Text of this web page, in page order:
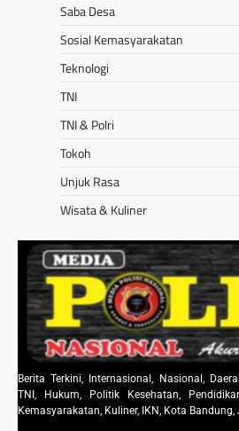
Saba Desa
Sosial Kemasyarakatan
Teknologi
TNI
TNI & Polri
Tokoh
Unjuk Rasa
Wisata & Kuliner
Berita Terkini, Internasional, Nasional,
TNI, Hukum, Politik Kesehatan,
Kemasyarakatan, Kuliner, IKN, Kota